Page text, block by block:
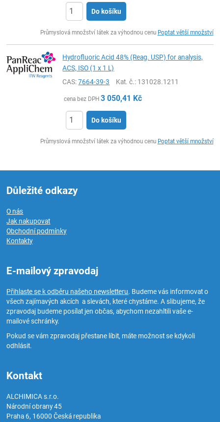
Do košíku
Průmyslová množství látek za výhodnou cenu Poptat větší množství
Hydrofluoric Acid 48% (Reag. USP) for analysis,
ACS, ISO (1 x 1 L)
CAS:7664-39-3 Kat. č.: 131028.1211
cena bez DPH 3 050,41 Kč
Do košíku
Průmyslová množství látek za výhodnou cenu Poptat větší množství
Důležité odkazy
O nás
Jak nakupovat
Obchodní podmínky
Kontakty
E-mailový zpravodaj
Přihlaste se k odběru našeho newsletteru. Budeme vás informovat o
všech zajímavých akcích a slevách, které chystáme. A slibujeme, že
zpravodaj budeme posílat jen občas, abychom nezahltili vaše e-
mailové schránky.
Pokud se vám zpravodaj přestane líbit, máte možnost se kdykoli
odhlásit.
Kontakt
ALCHIMICA s.r.o.
Národní obrany 45
Praha 6, 16000Česká republika